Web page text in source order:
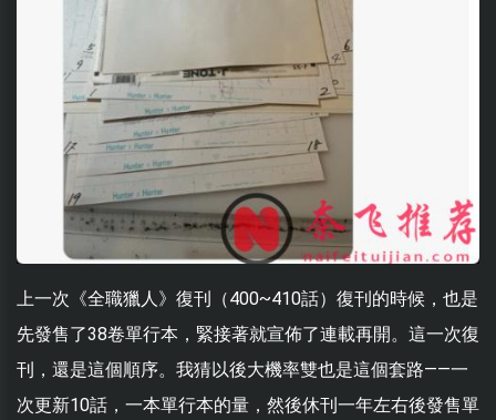
上一次《全職獵人》復刊（400~410話）復刊的時候，也是
先發售了38卷單行本，緊接著就宣佈了連載再開。這一次復
刊，還是這個順序。我猜以後大機率雙也是這個套路——一
次更新10話，一本單行本的量，然後休刊一年左右後發售單